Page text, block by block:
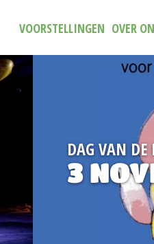
VOORSTELLINGEN OVER
DAG VAN DE
3